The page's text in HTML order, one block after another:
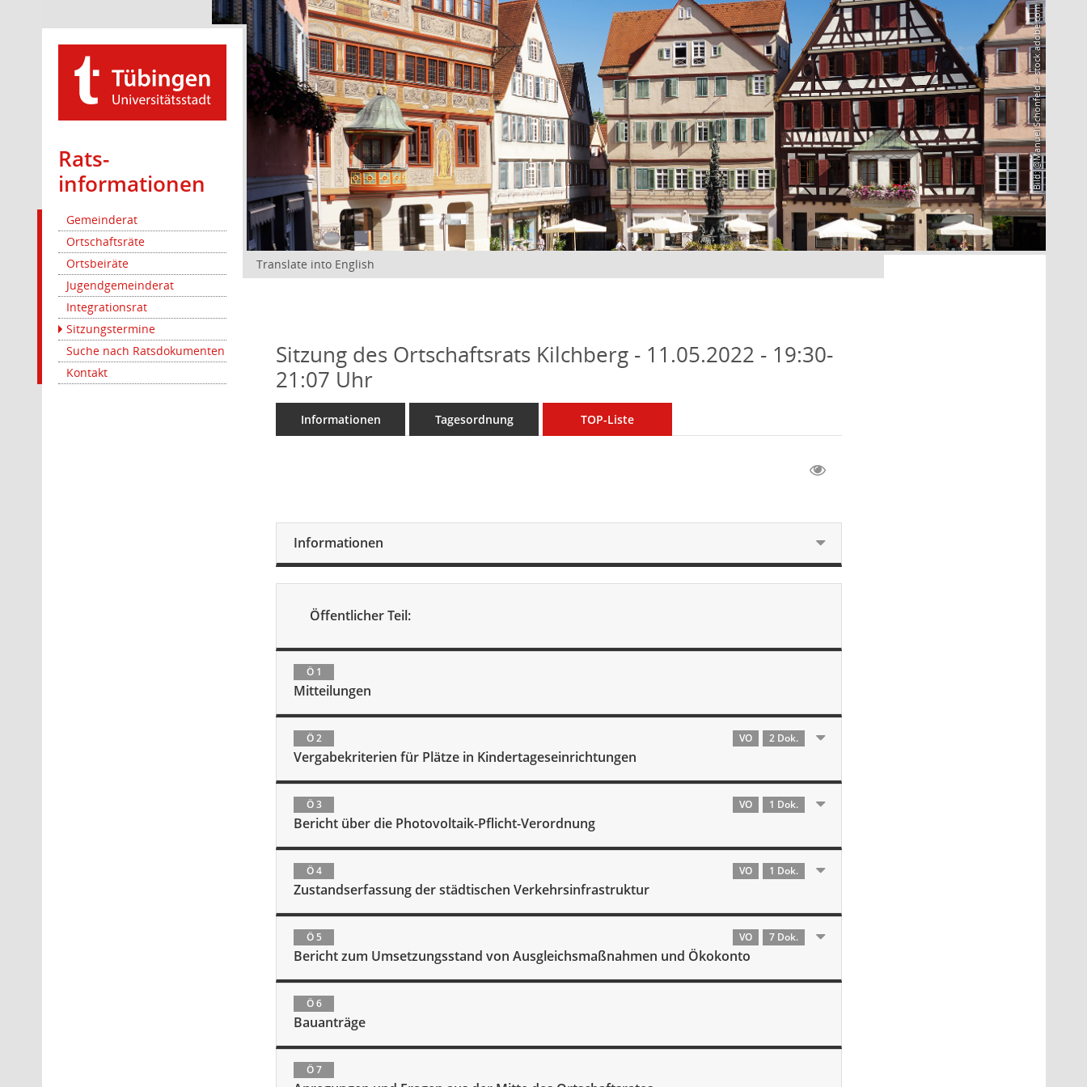
Rats­
informationen
Gemeinderat
Ortschaftsräte
Ortsbeiräte
Jugendgemeinderat
Integrationsrat
Sitzungstermine
Suche nach Ratsdokumenten
Kontakt
Bild: @Manuel Schönfeld – stock.adobe.com
Translate into English
Sitzung des Ortschaftsrats Kilchberg - 11.05.2022 - 19:30-
21:07 Uhr
Informationen Tagesordnung TOP-Liste
Informationen
Öffentlicher Teil:
Ö 1
Mitteilungen
Ö 2 VO 2 Dok.
Vergabekriterien für Plätze in Kindertageseinrichtungen
Ö 3 VO 1 Dok.
Bericht über die Photovoltaik-Pflicht-Verordnung
Ö 4 VO 1 Dok.
Zustandserfassung der städtischen Verkehrsinfrastruktur
Ö 5 VO 7 Dok.
Bericht zum Umsetzungsstand von Ausgleichsmaßnahmen und Ökokonto
Ö 6
Bauanträge
Ö 7